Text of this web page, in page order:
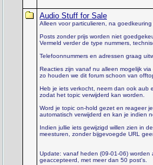
Audio Stuff for Sale
Alleen voor particulieren, na
Posts zonder prijs worden niet
Vermeld verder de type nummers,
Telefoonnummers en adressen graag
Reacties zijn vanaf nu alleen mogelijk via
zo houden we dit forum schoon van
Heb je iets verkocht, neem dan ook aub
zodat het topic verwijderd kan worden.
Word je topic on-hold gezet en reageer
automatisch verwijderd en kan je indien
Indien jullie iets gewijzigd willen zien in
meesturen, zonder bijgevoegde URL
Update: vanaf heden (09-01-06) worden
geaccepteerd, met meer dan 50 post's.